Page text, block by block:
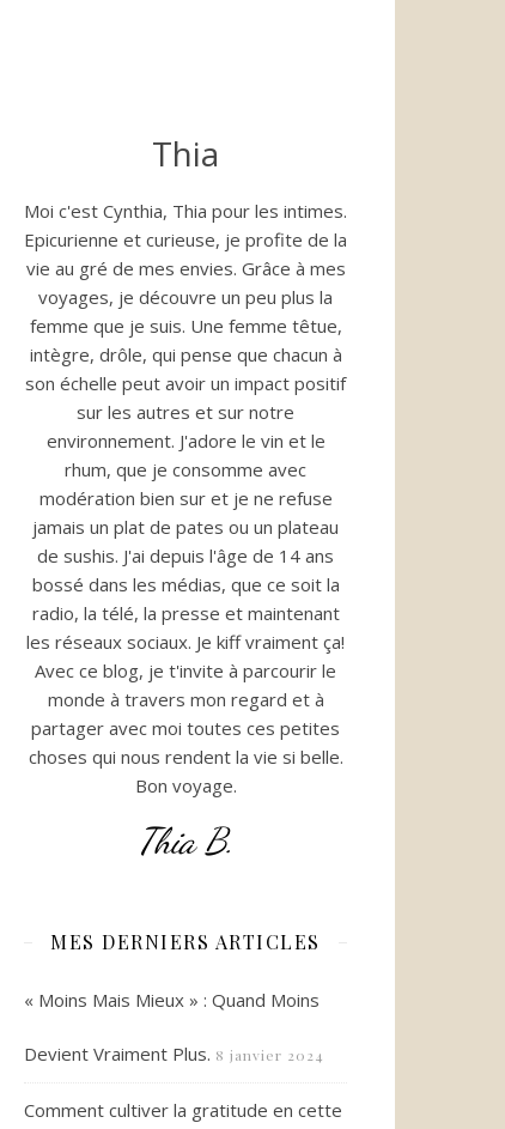
Thia
Moi c'est Cynthia, Thia pour les intimes.
Epicurienne et curieuse, je profite de la
vie au gré de mes envies. Grâce à mes
voyages, je découvre un peu plus la
femme que je suis. Une femme têtue,
intègre, drôle, qui pense que chacun à
son échelle peut avoir un impact positif
sur les autres et sur notre
environnement. J'adore le vin et le
rhum, que je consomme avec
modération bien sur et je ne refuse
jamais un plat de pates ou un plateau
de sushis. J'ai depuis l'âge de 14 ans
bossé dans les médias, que ce soit la
radio, la télé, la presse et maintenant
les réseaux sociaux. Je kiff vraiment ça!
Avec ce blog, je t'invite à parcourir le
monde à travers mon regard et à
partager avec moi toutes ces petites
choses qui nous rendent la vie si belle.
Bon voyage.
Thia B.
MES DERNIERS ARTICLES
« Moins Mais Mieux » : Quand Moins
Devient Vraiment Plus. 8 janvier 2024
Comment cultiver la gratitude en cette